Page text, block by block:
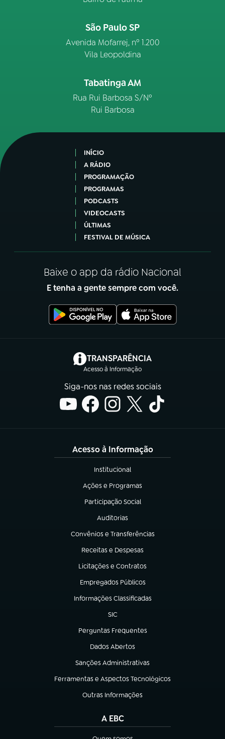
São Paulo SP
Avenida Mofarrej, nº 1.200
Vila Leopoldina
Tabatinga AM
Rua Rui Barbosa S/Nº
Rui Barbosa
INÍCIO
A RÁDIO
PROGRAMAÇÃO
PROGRAMAS
PODCASTS
VIDEOCASTS
ÚLTIMAS
FESTIVAL DE MÚSICA
Baixe o app da rádio Nacional
E tenha a gente sempre com você.
TRANSPARÊNCIA
Acesso à Informação
(abre em nova aba)
Siga-nos nas redes sociais
Acesso à Informação
Institucional
(abre em nova aba)
Ações e Programas
(abre em nova aba)
Participação Social
(abre em nova aba)
Auditorias
(abre em nova aba)
Convênios e Transferências
(abre em nova aba)
Receitas e Despesas
(abre em nova aba)
Licitações e Contratos
(abre em nova aba)
Empregados Públicos
(abre em nova aba)
Informações Classificadas
(abre em nova aba)
SIC
(abre em nova aba)
Perguntas Frequentes
(abre em nova aba)
Dados Abertos
(abre em nova aba)
Sanções Administrativas
(abre em nova aba)
Ferramentas e Aspectos Tecnológicos
(abre em nova aba)
Outras Informações
(abre em nova aba)
A EBC